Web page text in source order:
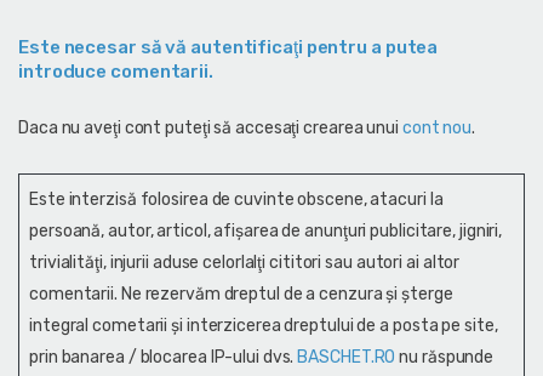
Este necesar să vă autentificaţi pentru a putea
introduce comentarii.
Daca nu aveţi cont puteţi să accesaţi crearea unui cont nou.
Este interzisă folosirea de cuvinte obscene, atacuri la
persoană, autor, articol, afişarea de anunţuri publicitare, jigniri,
trivialităţi, injurii aduse celorlalţi cititori sau autori ai altor
comentarii. Ne rezervăm dreptul de a cenzura și şterge
integral cometarii și interzicerea dreptului de a posta pe site,
prin banarea / blocarea IP-ului dvs. BASCHET.RO nu răspunde